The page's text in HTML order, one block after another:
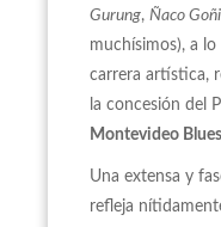
Gurung, Ñaco Goñi
muchísimos), a
carrera artística,
la concesión del
Montevideo
Una extensa y
refleja